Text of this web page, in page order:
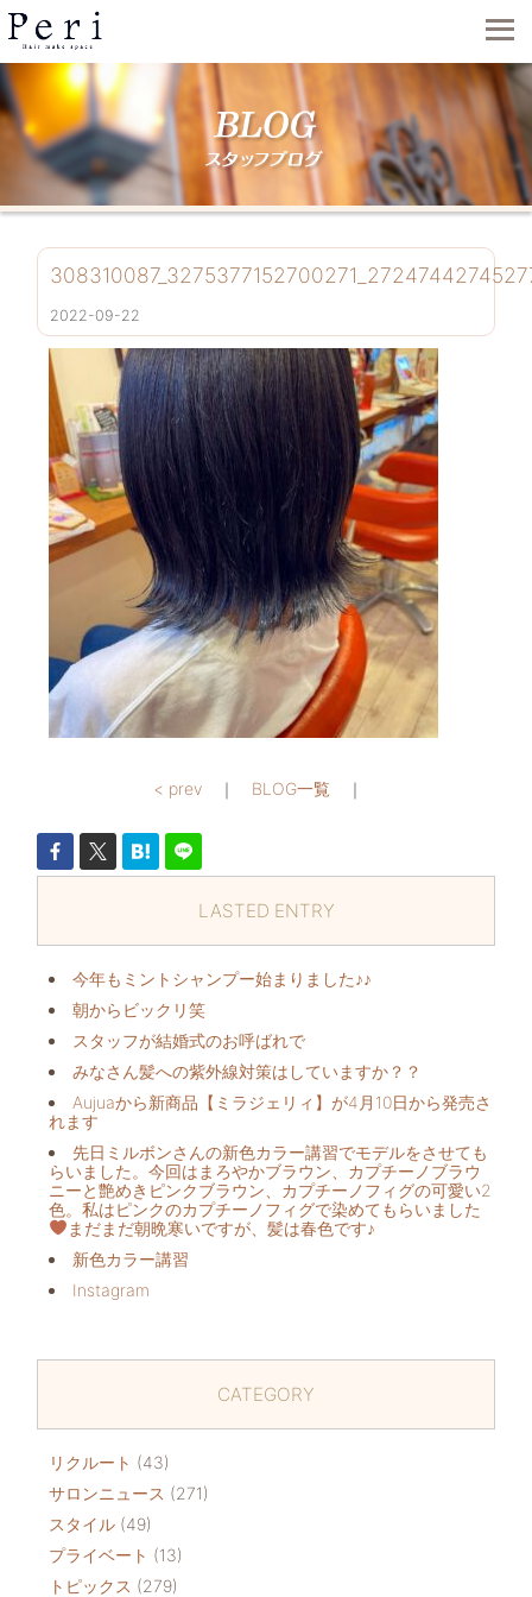
2022-09-22
< prev｜ BLOG一覧｜
LASTED ENTRY
今年もミントシャンプー始まりました♪♪
朝からビックリ️笑
スタッフが結婚式のお呼ばれで
みなさん髪への紫外線対策はしていますか？？
Aujuaから新商品【ミラジェリィ】が4月10日から発売さ
れます
先日ミルボンさんの新色カラー講習でモデルをさせても
らいました。今回はまろやかブラウン、カプチーノブラウ
ニーと艶めきピンクブラウン、カプチーノフィグの可愛い2
色。私はピンクのカプチーノフィグで染めてもらいました
まだまだ朝晩寒いですが、髪は春色です♪
新色カラー講習
Instagram
CATEGORY
リクルート (43)
サロンニュース (271)
スタイル (49)
プライベート (13)
トピックス (279)